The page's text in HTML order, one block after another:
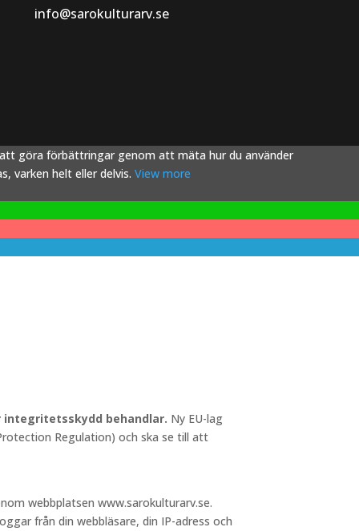
info@sarokulturarv.se
att göra förbättringar genom att mäta hur du använder
varken helt eller delvis. View more
behandlar. Ny EU-lag
Regulation) och ska se till att
webbplatsen www.sarokulturarv.se.
från din webbläsare, din IP-adress och